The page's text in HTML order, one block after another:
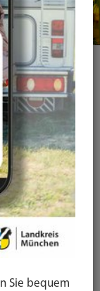
Wohnen
Sie bequem